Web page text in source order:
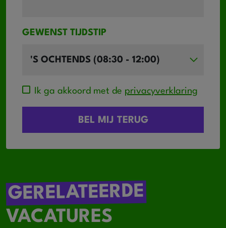
GEWENST TIJDSTIP
Ik ga akkoord met de privacyverklaring
GERELATEERDE
VACATURES